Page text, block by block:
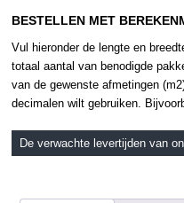
BESTELLEN MET
Vul hieronder de lengte en
totaal aantal van benodigde
van de gewenste afmetingen
decimalen wilt gebruiken.
De verwachte levertijden van